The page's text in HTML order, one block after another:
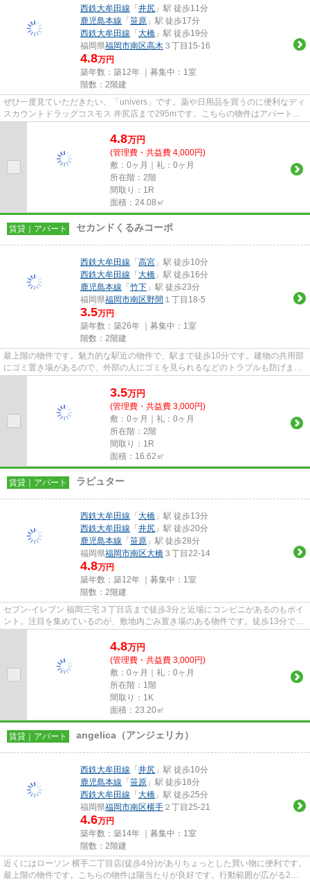
西鉄大牟田線 「井尻 」駅 徒歩11分
鹿児島本線 「笹原 」駅 徒歩17分
西鉄大牟田線 「大橋 」駅 徒歩19分
福岡県福岡市南区高木 ３丁目15-16
4.8万円
築年数：築12年 ｜募集中： 1室
階数：2階建
ぜひ一度見ていただきたい、「univers」です。薬や日用品を買うのに便利なディ
スカウントドラッグコスモス 井尻店まで295mです。こちらの物件はアパートで
す。駅近くに立地する物件で...
4.8万円
(管理費・共益費 4,000円)
敷：0ヶ月｜礼：0ヶ月
所在階：2階
間取り：1R
面積：24.08㎡
賃貸｜アパート セカンドくるみコーポ
西鉄大牟田線 「高宮 」駅 徒歩10分
西鉄大牟田線 「大橋 」駅 徒歩16分
鹿児島本線 「竹下 」駅 徒歩23分
福岡県福岡市南区野間 １丁目18-5
3.5万円
築年数：築26年 ｜募集中： 1室
階数：2階建
最上階の物件です。魅力的な駅近の物件で、駅まで徒歩10分です。建物の共用部
にゴミ置き場があるので、外部の人にゴミを見られるなどのトラブルも防げま
す。こちらの物件はアパートで...
3.5万円
(管理費・共益費 3,000円)
敷：0ヶ月｜礼：0ヶ月
所在階：2階
間取り：1R
面積：16.62㎡
賃貸｜アパート ラピュター
西鉄大牟田線 「大橋 」駅 徒歩13分
西鉄大牟田線 「井尻 」駅 徒歩20分
鹿児島本線 「笹原 」駅 徒歩28分
福岡県福岡市南区大橋 ３丁目22-14
4.8万円
築年数：築12年 ｜募集中： 1室
階数：2階建
セブン‐イレブン 福岡三宅３丁目店まで徒歩3分と近場にコンビニがあるのもポイ
ント。注目を集めているのが、敷地内ごみ置き場のある物件です。徒歩13分で駅
へのアクセスができる物件で...
4.8万円
(管理費・共益費 3,000円)
敷：0ヶ月｜礼：0ヶ月
所在階：1階
間取り：1K
面積：23.20㎡
賃貸｜アパート angelica（アンジェリカ）
西鉄大牟田線 「井尻 」駅 徒歩10分
鹿児島本線 「笹原 」駅 徒歩18分
西鉄大牟田線 「大橋 」駅 徒歩25分
福岡県福岡市南区横手 ２丁目25-21
4.6万円
築年数：築14年 ｜募集中： 1室
階数：2階建
近くにはローソン 横手二丁目店(徒歩4分)がありちょっとした買い物に便利です。
最上階の物件です。こちらの物件は陽当たりが良好です。行動範囲が広がる2駅